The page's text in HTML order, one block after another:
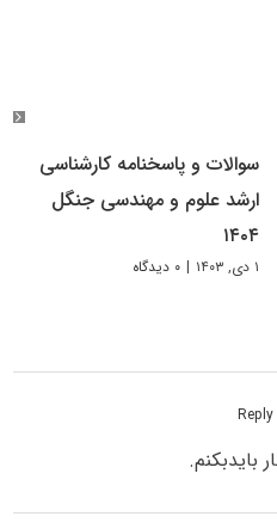
سوالات و پاسخنامه کارشناسی
ارشد علوم و مهندسی جنگل
۱۴۰۴
۱ دی, ۱۴۰۳ | ۰ دیدگاه
بایدبکنم.